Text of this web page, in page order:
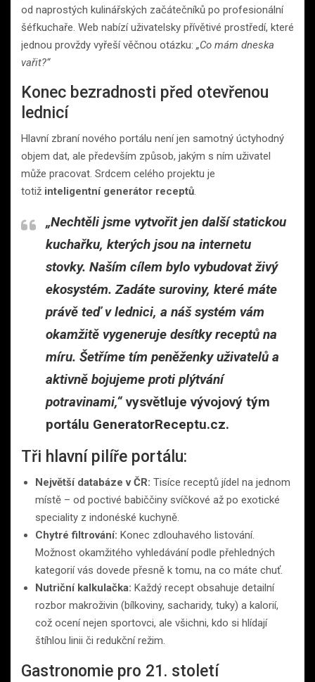
od naprostých kulinářských začátečníků po profesionální
šéfkuchaře. Web nabízí uživatelsky přívětivé prostředí, které
jednou provždy vyřeší věčnou otázku: „Co mám dneska
vařit?“
Konec bezradnosti před otevřenou
lednicí
Hlavní zbraní nového portálu není jen samotný úctyhodný
objem dat, ale především způsob, jakým s ním uživatel
může pracovat. Srdcem celého projektu je
totiž inteligentní generátor receptů.
„Nechtěli jsme vytvořit jen další statickou
kuchařku, kterých jsou na internetu
stovky. Naším cílem bylo vybudovat živý
ekosystém. Zadáte suroviny, které máte
právě teď v lednici, a náš systém vám
okamžitě vygeneruje desítky receptů na
míru. Šetříme tím peněženky uživatelů a
aktivně bojujeme proti plýtvání
potravinami,“ vysvětluje vývojový tým
portálu GeneratorReceptu.cz.
Tři hlavní pilíře portálu:
Největší databáze v ČR: Tisíce receptů jídel na jednom
místě – od poctivé babiččiny svíčkové až po exotické
speciality z indonéské kuchyně.
Chytré filtrování: Konec zdlouhavého listování.
Možnost okamžitého vyhledávání podle přehledných
kategorií vás dovede přesně k tomu, na co máte chuť.
Nutriční kalkulačka: Každý recept obsahuje detailní
rozbor makroživin (bílkoviny, sacharidy, tuky) a kalorií,
což ocení nejen sportovci, ale všichni, kdo si hlídají
štíhlou linii či redukční režim.
Gastronomie pro 21. století